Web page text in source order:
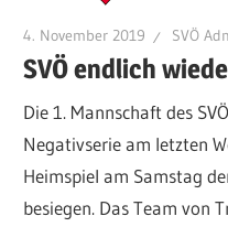
4. November 2019 SVÖ
SVÖ endlich
Die 1. Mannschaft des
Negativserie am letzten
Heimspiel am Samstag
besiegen. Das Team von